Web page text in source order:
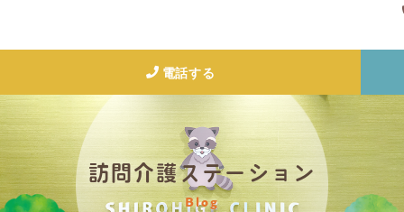
電話する
訪問介護ステーション
Blog